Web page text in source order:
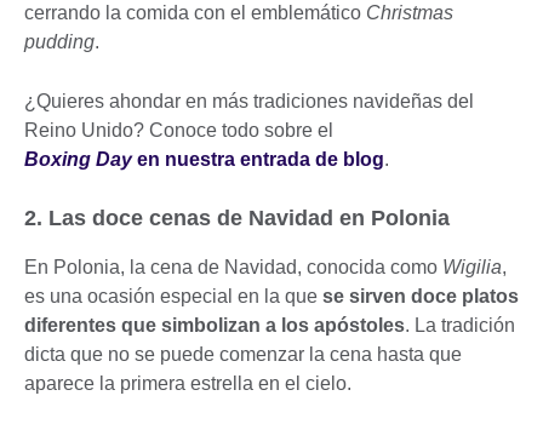
cerrando la comida con el emblemático Christmas
pudding.
¿Quieres ahondar en más tradiciones navideñas del
Reino Unido? Conoce todo sobre el
Boxing Dayen nuestra entrada de blog.
2. Las doce cenas de Navidad en Polonia
En Polonia, la cena de Navidad, conocida como Wigilia,
es una ocasión especial en la que se sirven doce platos
diferentes que simbolizan a los apóstoles. La tradición
dicta que no se puede comenzar la cena hasta que
aparece la primera estrella en el cielo.